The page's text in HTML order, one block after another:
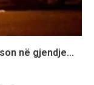
në gjendje...